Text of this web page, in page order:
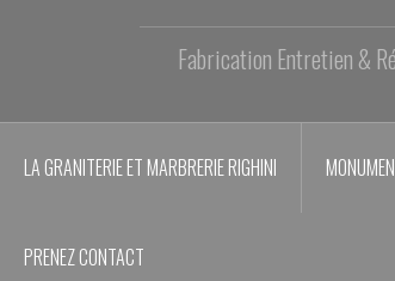
Fabrication Entretien &
LA GRANITERIE ET MARBRERIE RIGHINI
PRENEZ CONTACT